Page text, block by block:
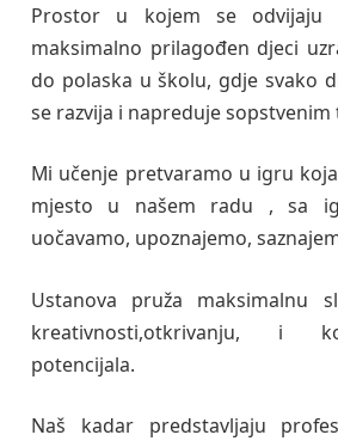
Prostor u kojem se odvijaju
maksimalno prilagođen djeci
do polaska u školu, gdje svako
se razvija i napreduje
Mi učenje pretvaramo u igru
mjesto u našem radu , sa
uočavamo, upoznajemo,
Ustanova pruža maksimalnu
kreativnosti,otkrivanju, i
potencijala.
Naš kadar predstavljaju